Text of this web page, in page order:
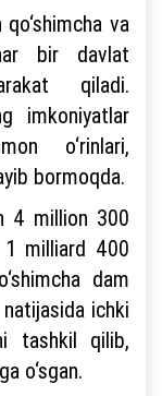
va
bir davlat
qiladi.
imkoniyatlar
o‘rinlari,
bormoqda.
4 million 300
milliard 400
dam
ichki
tashkil qilib,
o‘sgan.